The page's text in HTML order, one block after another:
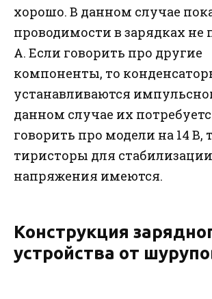
хорошо. В данном случае
проводимости в зарядках не
А. Если говорить про другие
компоненты, то
устанавливаются
данном случае их
говорить про модели на 14 В,
тиристоры для стабилизации
напряжения имеются.
Конструкция
устройства от